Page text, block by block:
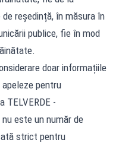
reședință, în măsura în
publice, fie în mod
doar informațiile
pentru
TELVERDE -
este un număr de
strict pentru